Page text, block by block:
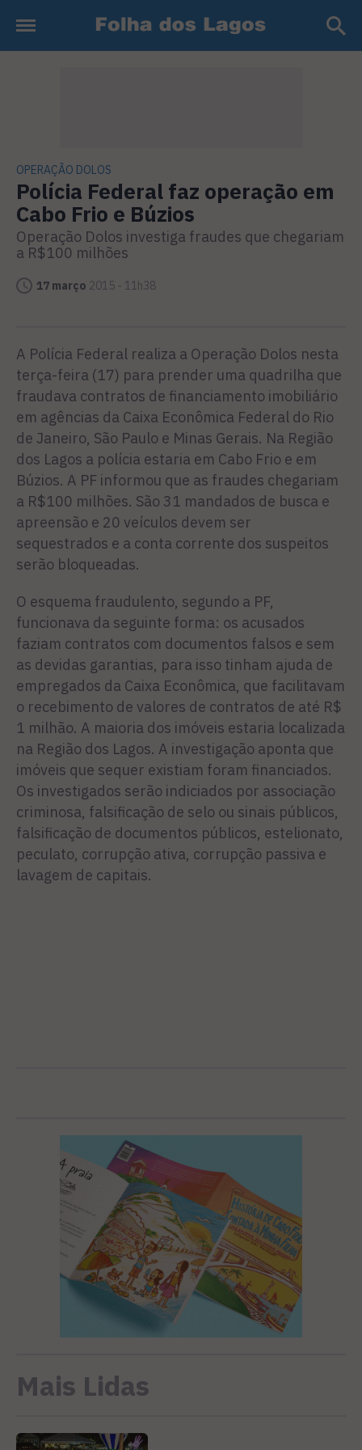
OPERAÇÃO DOLOS
Polícia Federal faz operação em
Cabo Frio e Búzios
Operação Dolos investiga fraudes que chegariam
a R$100 milhões
17 março 2015 - 11h38
A Polícia Federal realiza a Operação Dolos nesta
terça-feira (17) para prender uma quadrilha que
fraudava contratos de financiamento imobiliário
em agências da Caixa Econômica Federal do Rio
de Janeiro, São Paulo e Minas Gerais. Na Região
dos Lagos a polícia estaria em Cabo Frio e em
Búzios. A PF informou que as fraudes chegariam
a R$100 milhões. São 31 mandados de busca e
apreensão e 20 veículos devem ser
sequestrados e a conta corrente dos suspeitos
serão bloqueadas.
O esquema fraudulento, segundo a PF,
funcionava da seguinte forma: os acusados
faziam contratos com documentos falsos e sem
as devidas garantias, para isso tinham ajuda de
empregados da Caixa Econômica, que facilitavam
o recebimento de valores de contratos de até R$
1 milhão. A maioria dos imóveis estaria localizada
na Região dos Lagos. A investigação aponta que
imóveis que sequer existiam foram financiados.
Os investigados serão indiciados por associação
criminosa, falsificação de selo ou sinais públicos,
falsificação de documentos públicos, estelionato,
peculato, corrupção ativa, corrupção passiva e
lavagem de capitais.
Mais Lidas